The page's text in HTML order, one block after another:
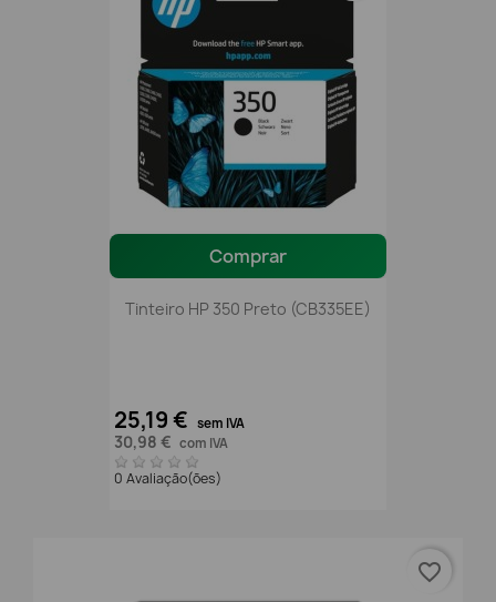
Comprar
Tinteiro HP 350 Preto (CB335EE)
25,19 € sem IVA
30,98 € com IVA
0 Avaliação(ões)
favorite_border